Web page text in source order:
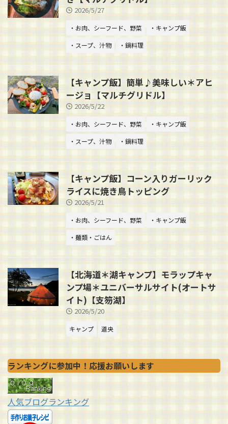
2026/5/27
・お肉、シーフード、野菜
・キャンプ飯
・スープ、汁物
・鍋料理
【キャンプ飯】簡単♪美味しい＊アヒ
ージョ【マルチグリドル】
2026/5/22
・お肉、シーフード、野菜
・キャンプ飯
・スープ、汁物
・鍋料理
【キャンプ飯】コーン入りガーリック
ライスに焼き鳥トッピング
2026/5/21
・お肉、シーフード、野菜
・キャンプ飯
・麺類・ごはん
【北海道＊湖キャンプ】モラップキャ
ンプ場＊ユニバーサルサイト(オートサ
イト)【支笏湖】
2026/5/20
キャンプ 道央
ランキングに参加中！応援お願いします
人気ブログランキング